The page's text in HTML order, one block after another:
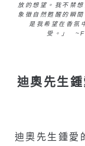
放的想望。我不禁
象徵自然甦醒的瞬
是我希望在香氛
受。」
迪奧先生
迪奧先生鍾愛